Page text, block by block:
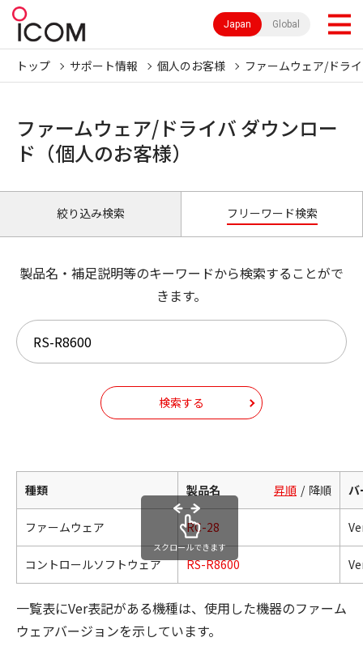
Japan Global
トップ サポート情報 個人のお客様 ファームウェア/ドラ
ファームウェア/ドライバ ダウンロー
ド（個人のお客様）
絞り込み検索 フリーワード検索
製品名・補足説明等のキーワードから検索することがで
きます。
検索する
種類 製品名 昇順 降順 バ
ファームウェア RC-28
コントロールソフトウェア RS-R8600
スクロールできます
一覧表にVer表記がある機種は、使用した機器のファーム
ウェアバージョンを示しています。